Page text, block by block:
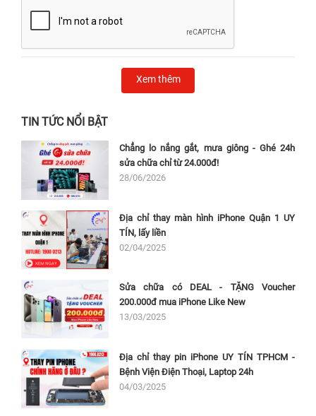
Xem thêm
TIN TỨC NỔI BẬT
Chẳng lo nắng gắt, mưa giông - Ghé 24h
sửa chữa chỉ từ 24.000đ!
28/06/2026
Địa chỉ thay màn hình iPhone Quận 1 UY
TÍN, lấy liền
02/04/2025
Sửa chữa có DEAL - TẶNG Voucher
200.000đ mua iPhone Like New
13/03/2025
Địa chỉ thay pin iPhone UY TÍN TPHCM -
Bệnh Viện Điện Thoại, Laptop 24h
04/03/2025